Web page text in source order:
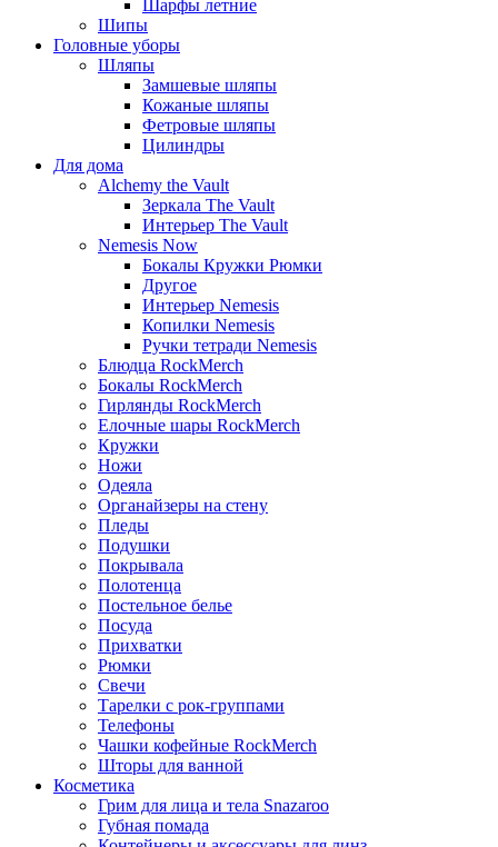
Шарфы летние
Шипы
Головные уборы
Шляпы
Замшевые шляпы
Кожаные шляпы
Фетровые шляпы
Цилиндры
Для дома
Alchemy the Vault
Зеркала The Vault
Интерьер The Vault
Nemesis Now
Бокалы Кружки Рюмки
Другое
Интерьер Nemesis
Копилки Nemesis
Ручки тетради Nemesis
Блюдца RockMerch
Бокалы RockMerch
Гирлянды RockMerch
Елочные шары RockMerch
Кружки
Ножи
Одеяла
Органайзеры на стену
Пледы
Подушки
Покрывала
Полотенца
Постельное белье
Посуда
Прихватки
Рюмки
Свечи
Тарелки с рок-группами
Телефоны
Чашки кофейные RockMerch
Шторы для ванной
Косметика
Грим для лица и тела Snazaroo
Губная помада